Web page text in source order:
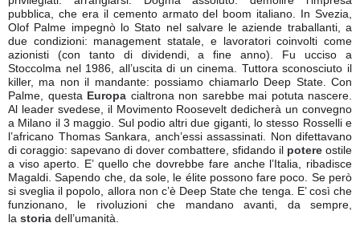
pubblica, che era il cemento armato del boom italiano. In Svezia,
Olof Palme impegnò lo Stato nel salvare le aziende traballanti, a
due condizioni: management statale, e lavoratori coinvolti come
azionisti (con tanto di dividendi, a fine anno). Fu ucciso a
Stoccolma nel 1986, all’uscita di un cinema. Tuttora sconosciuto il
killer, ma non il mandante: possiamo chiamarlo Deep State. Con
Palme, questa Europa cialtrona non sarebbe mai potuta nascere.
Al leader svedese, il Movimento Roosevelt dedicherà un convegno
a Milano il 3 maggio. Sul podio altri due giganti, lo stesso Rosselli e
l’africano Thomas Sankara, anch’essi assassinati. Non difettavano
di coraggio: sapevano di dover combattere, sfidando il potere ostile
a viso aperto. E’ quello che dovrebbe fare anche l’Italia, ribadisce
Magaldi. Sapendo che, da sole, le élite possono fare poco. Se però
si sveglia il popolo, allora non c’è Deep State che tenga. E’ così che
funzionano, le rivoluzioni che mandano avanti, da sempre,
la storia dell’umanità.